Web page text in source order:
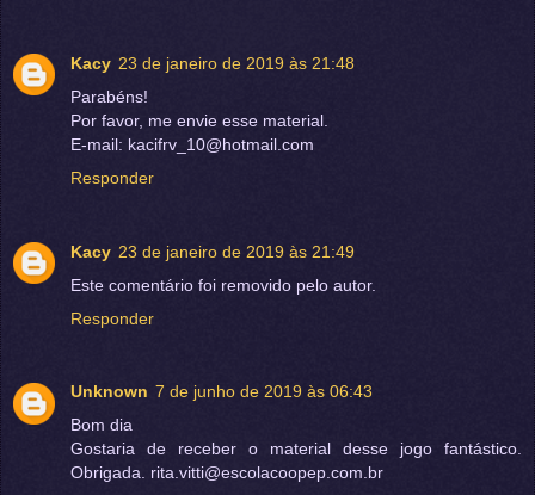
Kacy 23 de janeiro de 2019 às 21:48
Parabéns!
Por favor, me envie esse material.
E-mail: kacifrv_10@hotmail.com
Responder
Kacy 23 de janeiro de 2019 às 21:49
Este comentário foi removido pelo autor.
Responder
Unknown 7 de junho de 2019 às 06:43
Bom dia
Gostaria de receber o material desse jogo fantástico.
Obrigada. rita.vitti@escolacoopep.com.br